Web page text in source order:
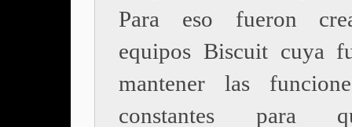
Para eso fueron
equipos Biscuit cuya
mantener las
constantes para